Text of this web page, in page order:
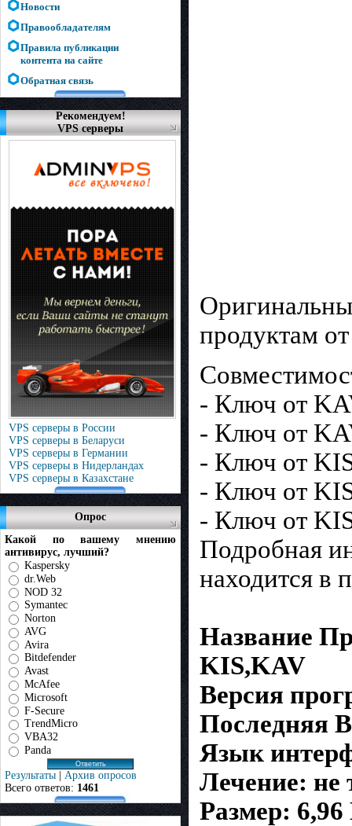
Новости
Правообладателям
Правила публикации
контента на сайте
Обратная связь
Рекомендуем!
VPS серверы
VPS серверы в России
VPS серверы в Беларуси
VPS серверы в Германии
VPS серверы в Нидерландах
VPS серверы в Казахстане
Опрос
Какой по вашему мнению
антивирус, лучший?
Kaspersky
dr.Web
NOD 32
Symantec
Norton
AVG
Avira
Bitdefender
Avast
McAfee
Microsoft
F-Secure
TrendMicro
VBA32
Panda
Результаты | Архив опросов
Всего ответов: 1461
продуктам
- Ключ от
- Ключ от
- Ключ от
- Ключ от
- Ключ от
Подробная
находится в
Название
KIS,KAV
Версия
Последняя
Язык
Лечение: не
Размер: